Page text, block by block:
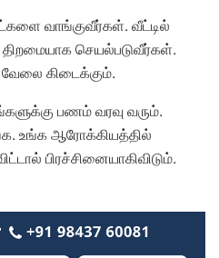
வாங்குவீர்கள். வீட்டில்
செயல்படுவீர்கள்.
வேலை கிடைக்கும்.
பணம் வரவு வரும்.
உங்க ஆரோக்கியத்தில்
பிரச்சினையாகிவிடும்.